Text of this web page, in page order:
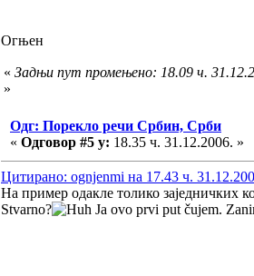
Огњен
« Задњи пут промењено: 18.09 ч.
»
Одг: Порекло речи Србин, Срби
« Одговор #5 у: 18.35 ч. 31.12.2006. »
Цитирано: ognjenmi на 17.43 ч.
На пример одакле толико заједничких
Stvarno?
Ja ovo prvi put čujem.